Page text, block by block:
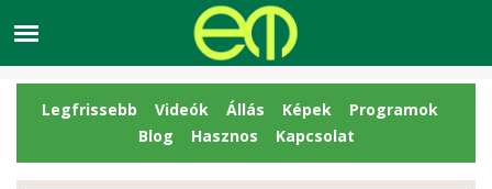
Legfrissebb Videók Állás Képek
Programok
Blog
Hasznos Kapcsolat